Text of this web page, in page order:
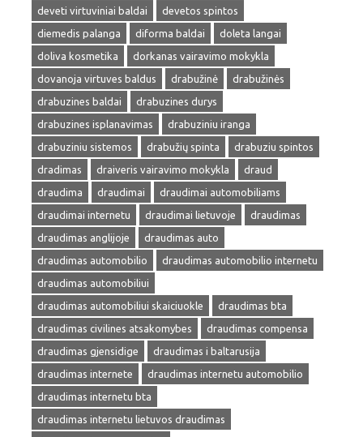
deveti virtuviniai baldai
devetos spintos
diemedis palanga
diforma baldai
doleta langai
doliva kosmetika
dorkanas vairavimo mokykla
dovanoja virtuves baldus
drabužinė
drabužinės
drabuzines baldai
drabuzines durys
drabuzines isplanavimas
drabuziniu iranga
drabuziniu sistemos
drabužių spinta
drabuziu spintos
dradimas
draiveris vairavimo mokykla
draud
draudima
draudimai
draudimai automobiliams
draudimai internetu
draudimai lietuvoje
draudimas
draudimas anglijoje
draudimas auto
draudimas automobilio
draudimas automobilio internetu
draudimas automobiliui
draudimas automobiliui skaiciuokle
draudimas bta
draudimas civilines atsakomybes
draudimas compensa
draudimas gjensidige
draudimas i baltarusija
draudimas internete
draudimas internetu automobilio
draudimas internetu bta
draudimas internetu lietuvos draudimas